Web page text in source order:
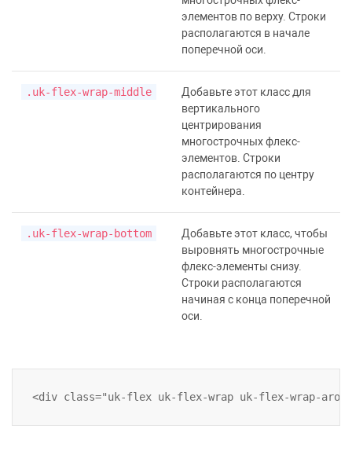
элементов по верху. Строки
располагаются в начале
поперечной оси.
.uk-flex-wrap-middle
Добавьте этот класс для
вертикального
центрирования
многострочных флекс-
элементов. Строки
располагаются по центру
контейнера.
.uk-flex-wrap-bottom
Добавьте этот класс, чтобы
выровнять многострочные
флекс-элементы снизу.
Строки располагаются
начиная с конца поперечной
оси.